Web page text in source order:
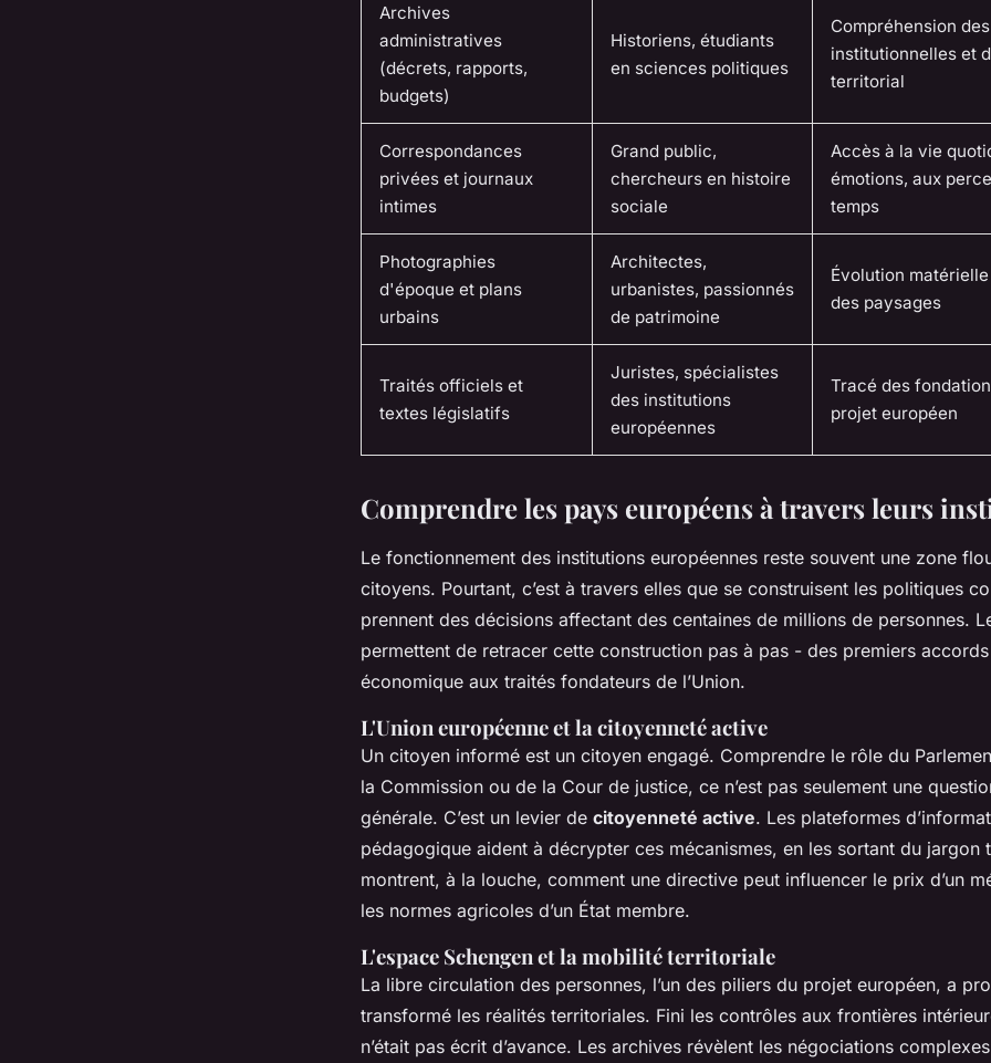
Archives
administratives
(décrets, rapports,
budgets)
Historiens, étudiants
en sciences politiques
Compréhension
institutionnelles et
territorial
Correspondances
privées et journaux
intimes
Grand public,
chercheurs en histoire
sociale
Accès à la vie
émotions, aux
temps
Photographies
d'époque et plans
urbains
Architectes,
urbanistes, passionnés
de patrimoine
Évolution
des paysages
Traités officiels et
textes législatifs
Juristes, spécialistes
des institutions
européennes
Tracé des
projet européen
Comprendre les pays européens à travers leurs
Le fonctionnement des institutions européennes reste souvent une zone
citoyens. Pourtant, c’est à travers elles que se construisent les politiques
prennent des décisions affectant des centaines de millions de personnes.
permettent de retracer cette construction pas à pas - des premiers
économique aux traités fondateurs de l’Union.
L'Union européenne et la citoyenneté active
Un citoyen informé est un citoyen engagé. Comprendre le rôle du
la Commission ou de la Cour de justice, ce n’est pas seulement une
générale. C’est un levier de citoyenneté active. Les plateformes
pédagogique aident à décrypter ces mécanismes, en les sortant du jargon
montrent, à la louche, comment une directive peut influencer le prix d’un
les normes agricoles d’un État membre.
L'espace Schengen et la mobilité territoriale
La libre circulation des personnes, l’un des piliers du projet européen, a
transformé les réalités territoriales. Fini les contrôles aux frontières
n’était pas écrit d’avance. Les archives révèlent les négociations